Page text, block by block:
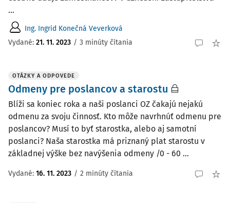
...
Ing. Ingrid Konečná Veverková
Vydané: 21. 11. 2023 / 3 minúty čítania
OTÁZKY A ODPOVEDE
Odmeny pre poslancov a starostu
Blíži sa koniec roka a naši poslanci OZ čakajú nejakú
odmenu za svoju činnosť. Kto môže navrhnúť odmenu pre
poslancov? Musí to byť starostka, alebo aj samotní
poslanci? Naša starostka má priznaný plat starostu v
základnej výške bez navýšenia odmeny /0 - 60 ...
Vydané: 16. 11. 2023 / 2 minúty čítania